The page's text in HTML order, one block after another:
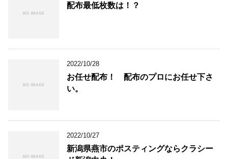
配布最低枚数は！？
2022/10/28
お任せ配布！ 配布のプロにお任せ下さ
い。
2022/10/27
新潟県燕市のポスティングならクラシー